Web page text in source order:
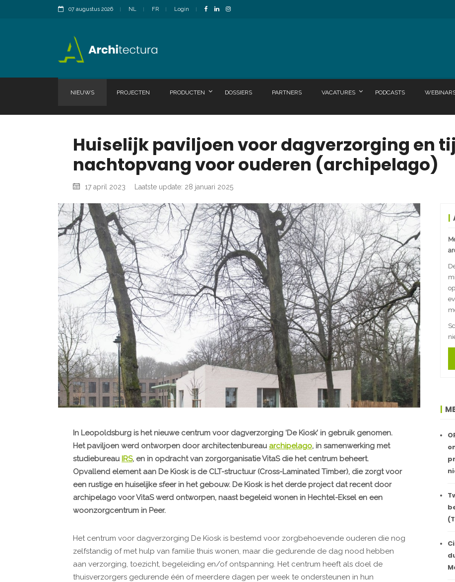
07 augustus 2026 NL FR Login
NIEUWS PROJECTEN PRODUCTEN DOSSIERS PARTNERS VACATURES PODCASTS
Huiselijk paviljoen voor dagverzorging en
nachtopvang voor ouderen (archipelago)
17 april 2023 Laatste update: 28 januari 2025
In Leopoldsburg is het nieuwe centrum voor dagverzorging ‘De Kiosk’ in gebruik genomen.
Het paviljoen werd ontworpen door architectenbureau archipelago, in samenwerking met
studiebureau IRS, en in opdracht van zorgorganisatie VitaS die het centrum beheert.
Opvallend element aan De Kiosk is de CLT-structuur (Cross-Laminated Timber), die zorgt voor
een rustige en huiselijke sfeer in het gebouw. De Kiosk is het derde project dat recent door
archipelago voor VitaS werd ontworpen, naast begeleid wonen in Hechtel-Eksel en een
woonzorgcentrum in Peer.
Het centrum voor dagverzorging De Kiosk is bestemd voor zorgbehoevende ouderen die nog
zelfstandig of met hulp van familie thuis wonen, maar die gedurende de dag nood hebben
aan verzorging, toezicht, begeleiding en/of ontspanning. Het centrum heeft als doel de
thuisverzorgers gedurende één of meerdere dagen per week te ondersteunen in hun